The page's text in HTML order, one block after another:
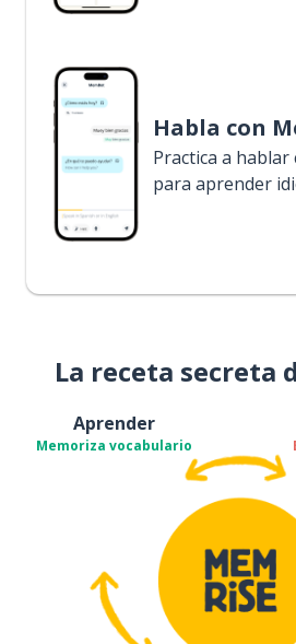
Habla con
Practica a
para aprender
La receta secreta
Aprender
Memoriza vocabulario